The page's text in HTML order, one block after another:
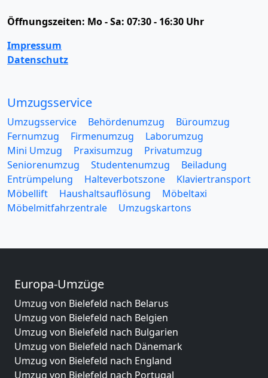
Öffnungszeiten: Mo - Sa: 07:30 - 16:30 Uhr
Impressum
Datenschutz
Umzugsservice
Umzugsservice Behördenumzug
Büroumzug
Fernumzug
Firmenumzug
Laborumzug
Mini Umzug
Praxisumzug
Privatumzug
Seniorenumzug
Studentenumzug
Beiladung
Entrümpelung
Halteverbotszone
Klaviertransport
Möbellift
Haushaltsauflösung
Möbeltaxi
Möbelmitfahrzentrale
Umzugskartons
Europa-Umzüge
Umzug von Bielefeld nach Belarus
Umzug von Bielefeld nach Belgien
Umzug von Bielefeld nach Bulgarien
Umzug von Bielefeld nach Dänemark
Umzug von Bielefeld nach England
Umzug von Bielefeld nach Portugal